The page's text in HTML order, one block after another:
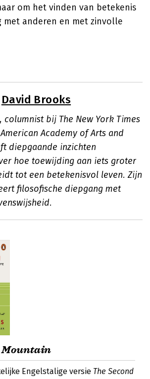
om het vinden van betekenis
met anderen en met zinvolle
David Brooks
columnist bij The New York Times
Academy of Arts and
diepgaande inzichten
hoe toewijding aan iets groter
tot een betekenisvol leven. Zijn
filosofische diepgang met
Mountain
Engelstalige versie The Second